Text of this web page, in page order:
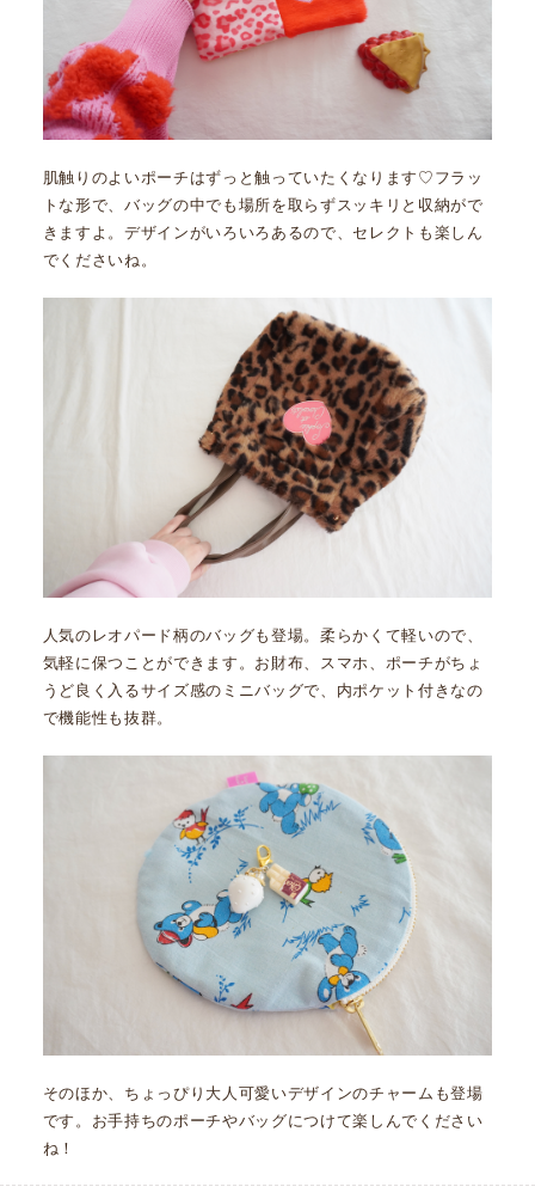
肌触りのよいポーチはずっと触っていたくなります♡フラッ
トな形で、バッグの中でも場所を取らずスッキリと収納がで
きますよ。デザインがいろいろあるので、セレクトも楽しん
でくださいね。
人気のレオパード柄のバッグも登場。柔らかくて軽いので、
気軽に保つことができます。お財布、スマホ、ポーチがちょ
うど良く入るサイズ感のミニバッグで、内ポケット付きなの
で機能性も抜群。
そのほか、ちょっぴり大人可愛いデザインのチャームも登場
です。お手持ちのポーチやバッグにつけて楽しんでください
ね！